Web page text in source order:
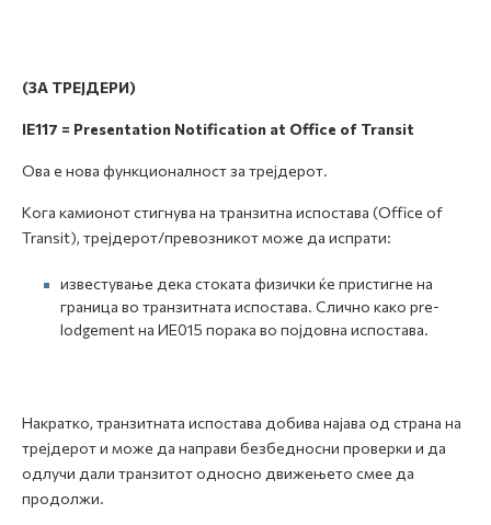
(ЗА ТРЕЈДЕРИ)
IE117 = Presentation Notification at Office of Transit
Ова е нова функционалност за трејдерот.
Кога камионот стигнува на транзитна испостава (Office of
Transit), трејдерот/превозникот може да испрати:
известување дека стоката физички ќе пристигне на
граница во транзитната испостава. Слично како pre-
lodgement на ИЕ015 порака во појдовна испостава.
Накратко, транзитната испостава добива најава од страна на
трејдерот и може да направи безбедносни проверки и да
одлучи дали транзитот односно движењето смее да
продолжи.